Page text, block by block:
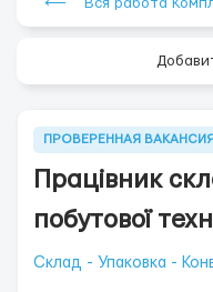
⟵ Вся работа
ПРОВЕРЕННАЯ ВАКАНСИЯ
Працівник
побутової
Склад - Упаковка -